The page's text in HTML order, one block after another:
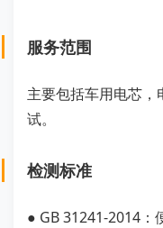
服务范围
主要包括车用电芯
试。
检测标准
● GB 31241-2014：